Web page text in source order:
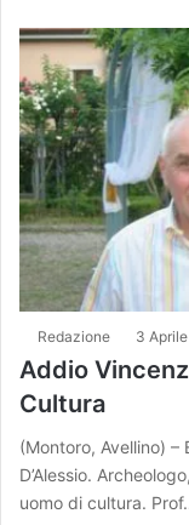
Redazione 3
Addio
Cultura
(Montoro, Avellino) –
D’Alessio.
uomo di cultura.